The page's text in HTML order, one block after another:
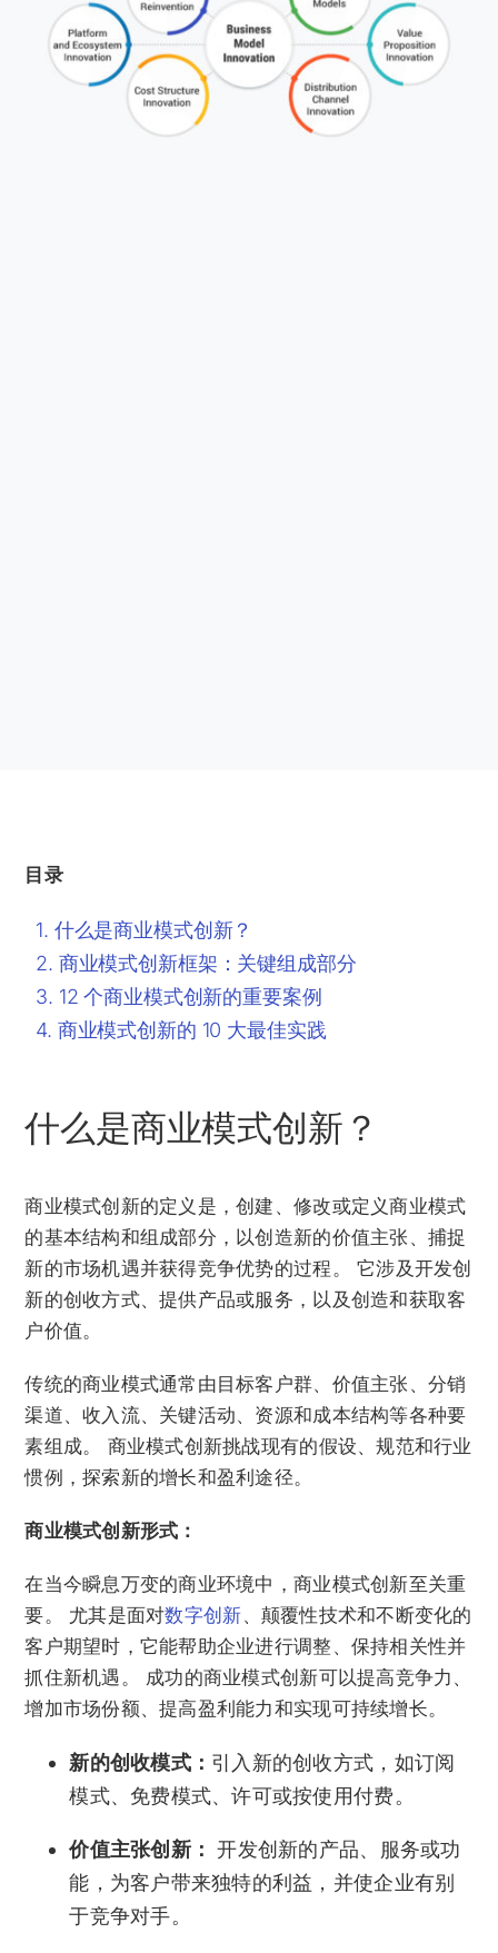
目录
什么是商业模式创新？
商业模式创新框架：关键组成部分
12 个商业模式创新的重要案例
商业模式创新的 10 大最佳实践
什么是商业模式创新？
商业模式创新的定义是，创建、修改或定义商业模式
的基本结构和组成部分，以创造新的价值主张、捕捉
新的市场机遇并获得竞争优势的过程。 它涉及开发创
新的创收方式、提供产品或服务，以及创造和获取客
户价值。
传统的商业模式通常由目标客户群、价值主张、分销
渠道、收入流、关键活动、资源和成本结构等各种要
素组成。 商业模式创新挑战现有的假设、规范和行业
惯例，探索新的增长和盈利途径。
商业模式创新形式：
在当今瞬息万变的商业环境中，商业模式创新至关重
要。 尤其是面对数字创新、颠覆性技术和不断变化的
客户期望时，它能帮助企业进行调整、保持相关性并
抓住新机遇。 成功的商业模式创新可以提高竞争力、
增加市场份额、提高盈利能力和实现可持续增长。
新的创收模式： 引入新的创收方式，如订阅
模式、免费模式、许可或按使用付费。
价值主张创新：开发创新的产品、服务或功
能，为客户带来独特的利益，并使企业有别
于竞争对手。